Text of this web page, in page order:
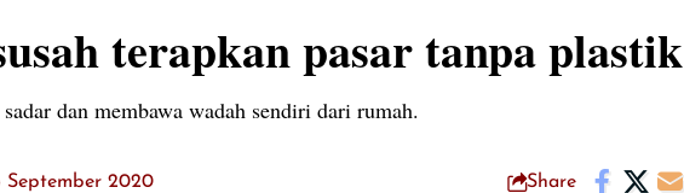
terapkan pasar tanpa plastik
dan membawa wadah sendiri dari rumah.
September 2020 Share